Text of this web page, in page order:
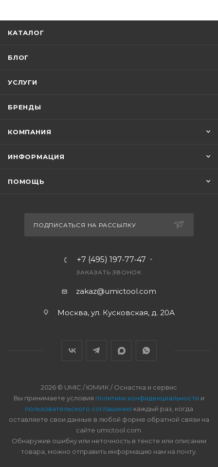
КАТАЛОГ
БЛОГ
УСЛУГИ
БРЕНДЫ
КОМПАНИЯ
ИНФОРМАЦИЯ
ПОМОЩЬ
ПОДПИСАТЬСЯ НА РАССЫЛКУ
+7 (495) 197-77-47
ЗАКАЗАТЬ ЗВОНОК
zakaz@umictool.com
Москва, ул. Кусковская, д. 20А
2026 © UMIC / ЮМИК / Оснастка и сервис
Вы принимаете условия политики конфиденциальности и
пользовательского соглашения каждый раз, когда
оставляете свои данные в любой форме обратной связи на
сайте umictool.com.
Обнаружив ошибку или неточность в тексте или описании
товара, можно отправить информацию нам на почту.